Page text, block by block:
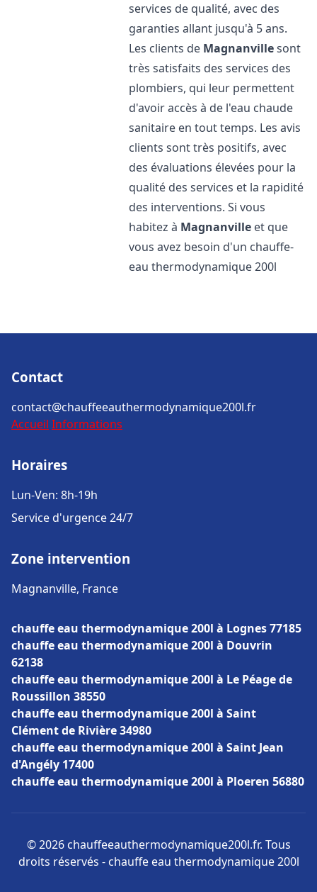
services de qualité, avec des
garanties allant jusqu'à 5 ans.
Les clients de Magnanvillesont
très satisfaits des services des
plombiers, qui leur permettent
d'avoir accès à de l'eau chaude
sanitaire en tout temps. Les avis
clients sont très positifs, avec
des évaluations élevées pour la
qualité des services et la rapidité
des interventions. Si vous
habitez à Magnanville et que
vous avez besoin d'un chauffe-
eau thermodynamique 200l
Contact
contact@chauffeeauthermodynamique200l.fr
Accueil Informations
Horaires
Lun-Ven: 8h-19h
Service d'urgence 24/7
Zone intervention
Magnanville, France
chauffe eau thermodynamique 200l à Lognes 77185
chauffe eau thermodynamique 200l à Douvrin
62138
chauffe eau thermodynamique 200l à Le Péage de
Roussillon 38550
chauffe eau thermodynamique 200l à Saint
Clément de Rivière 34980
chauffe eau thermodynamique 200l à Saint Jean
d'Angély 17400
chauffe eau thermodynamique 200l à Ploeren 56880
© 2026 chauffeeauthermodynamique200l.fr. Tous
droits réservés - chauffe eau thermodynamique 200l